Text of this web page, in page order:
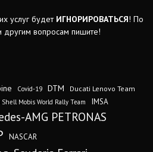
услуг будет ИГНОРИРОВАТЬСЯ! По
другим вопросам пишите!
Covid-19 DTM Ducati Lenovo Team
Mobis World Rally Team IMSA
AMG PETRONAS
NASCAR